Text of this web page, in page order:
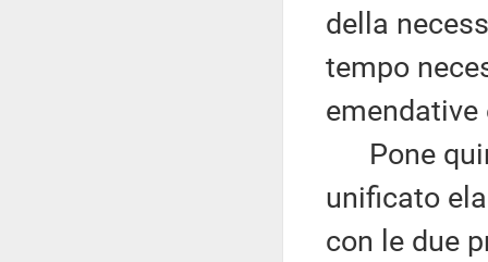
della
tempo
emendative
Pone
unificato
con le due